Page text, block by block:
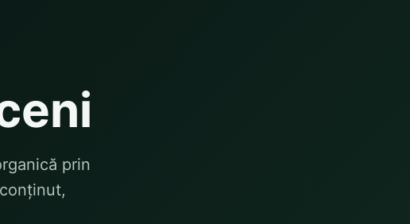
prin